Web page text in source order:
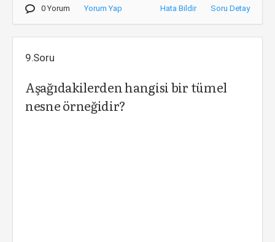
0 Yorum Yorum Yap Hata Bildir Soru Detay
9.Soru
Aşağıdakilerden hangisi bir tümel
nesne örneğidir?